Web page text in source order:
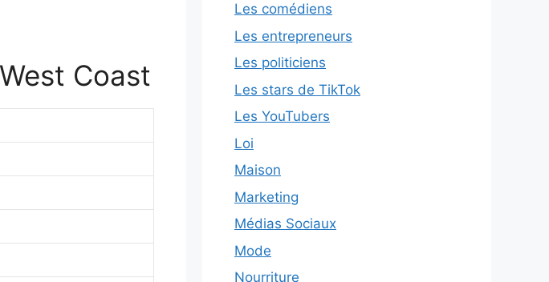
Coast
Les comédiens
Les entrepreneurs
Les politiciens
Les stars de TikTok
Les YouTubers
Loi
Maison
Marketing
Médias Sociaux
Mode
Nourriture